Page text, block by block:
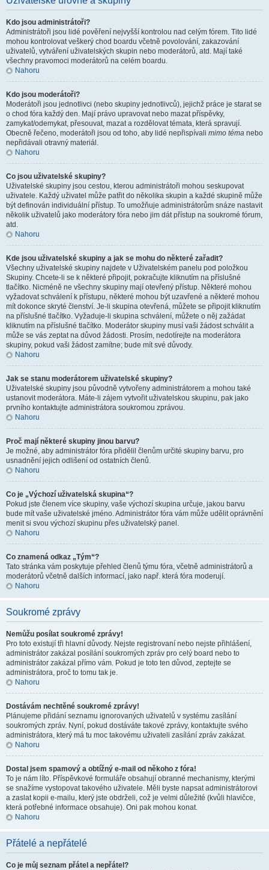
Kdo jsou administrátoři?
Administrátoři jsou lidé pověření nejvyšší kontrolou nad celým fórem. Tito lidé
mohou kontrolovat veškerý chod boardu včetně povolování, zakazování
uživatelů, vytváření uživatelských skupin nebo moderátorů, atd. Mají také
všechny pravomoci moderátorů na celém boardu.
Nahoru
Kdo jsou moderátoři?
Moderátoři jsou jednotlivci (nebo skupiny jednotlivců), jejichž práce je starat se
o chod fóra každý den. Mají právo upravovat nebo mazat příspěvky,
zamykat/odemykat, přesouvat, mazat a rozdělovat témata, která spravují.
Obecně řečeno, moderátoři jsou od toho, aby lidé nepřispívali mimo téma nebo
nepřidávali otravný materiál.
Nahoru
Co jsou uživatelské skupiny?
Uživatelské skupiny jsou cestou, kterou administrátoři mohou seskupovat
uživatele. Každý uživatel může patřit do několika skupin a každé skupině může
být definován individuální přístup. To umožňuje administrátorům snáze nastavit
několik uživatelů jako moderátory fóra nebo jim dát přístup na soukromé fórum,
atd.
Nahoru
Kde jsou uživatelské skupiny a jak se mohu do některé zařadit?
Všechny uživatelské skupiny najdete v Uživatelském panelu pod položkou
Skupiny. Chcete-li se k některé připojit, pokračujte kliknutím na příslušné
tlačítko. Nicméně ne všechny skupiny mají otevřený přístup. Některé mohou
vyžadovat schválení k přístupu, některé mohou být uzavřené a některé mohou
mít dokonce skryté členství. Je-li skupina otevřená, můžete se připojit kliknutím
na příslušné tlačítko. Vyžaduje-li skupina schválení, můžete o něj zažádat
kliknutím na příslušné tlačítko. Moderátor skupiny musí vaši žádost schválit a
může se vás zeptat na důvod žádosti. Prosím, nedotírejte na moderátora
skupiny, pokud vaši žádost zamítne; bude mít své důvody.
Nahoru
Jak se stanu moderátorem uživatelské skupiny?
Uživatelské skupiny jsou původně vytvořeny administrátorem a mohou také
ustanovit moderátora. Máte-li zájem vytvořit uživatelskou skupinu, pak jako
prvního kontaktujte administrátora soukromou zprávou.
Nahoru
Proč mají některé skupiny jinou barvu?
Je možné, aby administrátor fóra přidělil členům určité skupiny barvu, pro
usnadnění jejich odlišení od ostatních členů.
Nahoru
Co je „Výchozí uživatelská skupina“?
Pokud jste členem více skupiny, vaše výchozí skupina určuje, jakou barvu
bude mít vaše uživatelské jméno. Administrátor fóra vám může udělit oprávnění
menit si svou výchozí skupinu přes uživatelský panel.
Nahoru
Co znamená odkaz „Tým“?
Tato stránka vám poskytuje přehled členů týmu fóra, včetně administrátorů a
moderátorů včetně dalších informací, jako např. která fóra moderují.
Nahoru
Soukromé zprávy
Nemůžu posílat soukromé zprávy!
Pro toto existují tři hlavní důvody. Nejste registrovaní nebo nejste přihlášení,
administrátor zakázal posílání soukromých zpráv pro celý board nebo to
administrátor zakázal přímo vám. Pokud je toto ten důvod, zeptejte se
administrátora, proč to tomu tak je.
Nahoru
Dostávám nechtěné soukromé zprávy!
Plánujeme přidání seznamu ignorovaných uživatelů v systému zasílání
soukromých zpráv. Nyní, pokud dostáváte takové zprávy, kontaktujte svého
administrátora, který má tu moc takovému uživateli zasílání zpráv zakázat.
Nahoru
Dostal jsem spamový a obtížný e-mail od někoho z fóra!
To je nám líto. Příspěvkové formuláře obsahují obranné mechanismy, kterými
se snažíme vystopovat takového uživatele. Měli byste napsat administrátorovi
a zaslat kopii e-mailu, který jste obdrželi, což je velmi důležité (kvůli hlavičce,
která potřebné informace obsahuje). Oni pak mohou konat.
Nahoru
Přátelé a nepřátelé
Co je můj seznam přátel a nepřátel?